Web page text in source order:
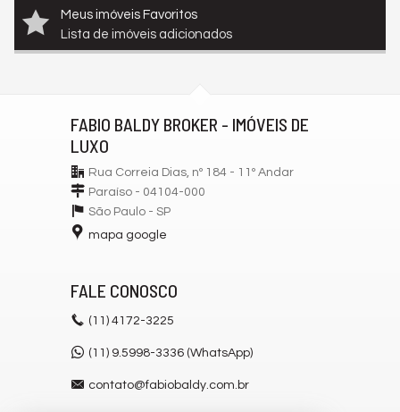
Meus imóveis Favoritos
Lista de imóveis adicionados
FABIO BALDY BROKER - IMÓVEIS DE
LUXO
Rua Correia Dias, nº 184 - 11º Andar
Paraíso - 04104-000
São Paulo - SP
mapa google
FALE CONOSCO
(11) 4172-3225
(11) 9.5998-3336 (WhatsApp)
contato@fabiobaldy.com.br